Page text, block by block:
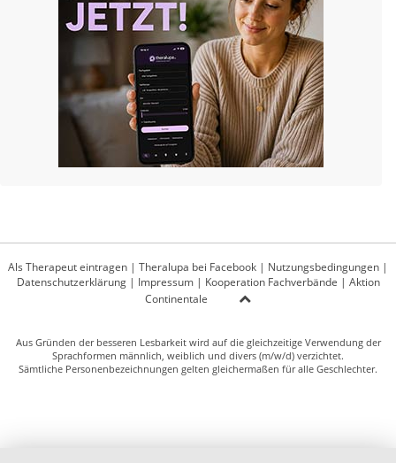
Als Therapeut eintragen | Theralupa bei Facebook | Nutzungsbedingungen |
Datenschutzerklärung| Impressum| Kooperation Fachverbände | Aktion
Continentale
Aus Gründen der besseren Lesbarkeit wird auf die gleichzeitige Verwendung der
Sprachformen männlich, weiblich und divers (m/w/d) verzichtet.
Sämtliche Personenbezeichnungen gelten gleichermaßen für alle Geschlechter.